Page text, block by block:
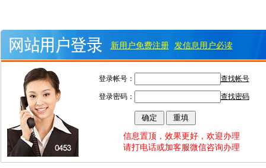
新用户免费注册 发信息用户必读
登录帐号： 查找帐号
登录密码： 查找密码
信息置顶，效果更好，欢迎办理
请打电话或加客服微信咨询办理